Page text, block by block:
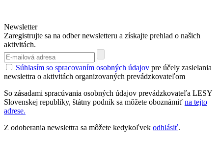
Newsletter
Zaregistrujte sa na odber newsletteru a získajte prehlad o našich
aktivitách.
Súhlasím so spracovaním osobných údajov pre účely zasielania
newslettra o aktivitách organizovaných prevádzkovateľom
So zásadami spracúvania osobných údajov prevádzkovateľa LESY
Slovenskej republiky, štátny podnik sa môžete oboznámiť na tejto
adrese.
Z odoberania newslettra sa môžete kedykoľvek odhlásiť.